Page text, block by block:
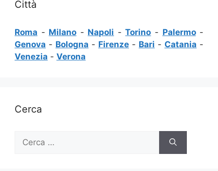
Città
Roma - Milano - Napoli -Torino - Palermo-
Genova - Bologna - Firenze - Bari - Catania -
Venezia - Verona
Cerca
per: